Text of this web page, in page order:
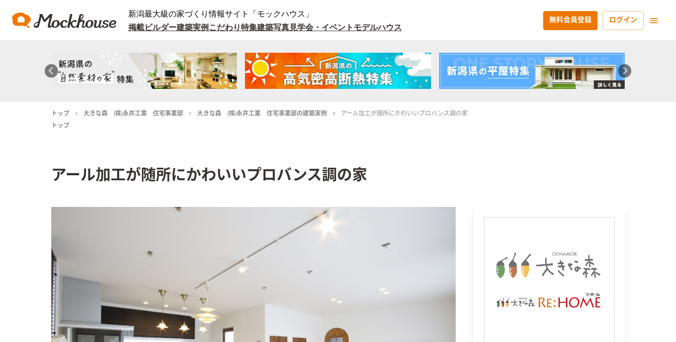
新潟最大級の家づくり情報サイト「モックハウス」
掲載ビルダー建築実例 こだわり特集建築写真見学会・イベント モデルハウス
無料会員登録 ログイン
トップ 大きな森 (株)永井工業 住宅事業部 大きな森 (株)永井工業 住宅事業部の建築実例
アール加工が随所にかわいいプロバンス調の家
トップ
アール加工が随所にかわいいプロバンス調の家